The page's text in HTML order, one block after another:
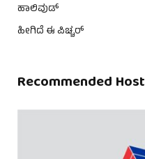
ಹಾಲಿವುಡ್
ಹೀಗಿದೆ ಈ ಪಿಚ್ಚರ್
Recommended Host